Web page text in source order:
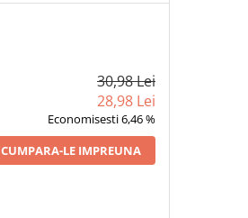
30,98 Lei
28,98 Lei
Economisesti 6,46 %
CUMPARA-LE IMPREUNA